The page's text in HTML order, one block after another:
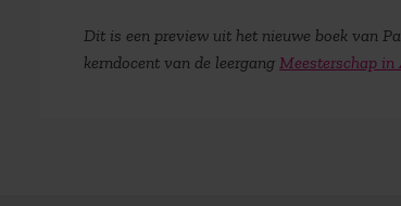
Dit is een preview uit het nieuwe boek van
kerndocent van de leergang Meesterschap in